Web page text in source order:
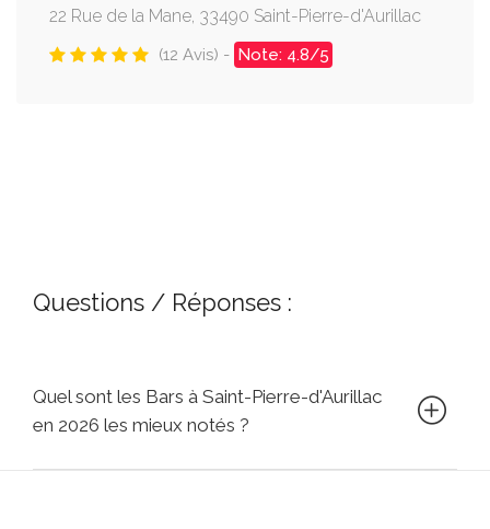
22 Rue de la Mane, 33490 Saint-Pierre-d'Aurillac
(12 Avis) - Note: 4.8/5
Questions / Réponses :
Quel sont les Bars à Saint-Pierre-d'Aurillac
en 2026 les mieux notés ?